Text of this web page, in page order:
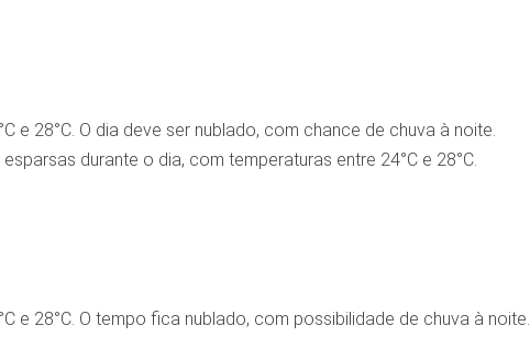
e 28°C. O dia deve ser nublado, com chance de chuva à noite.
durante o dia, com temperaturas entre 24°C e 28°C.
e 28°C. O tempo fica nublado, com possibilidade de chuva à noite.